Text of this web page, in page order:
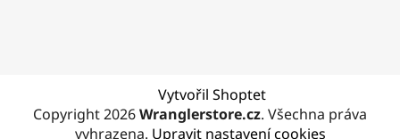
Vytvořil Shoptet
Copyright 2026Wranglerstore.cz. Všechna práva
vyhrazena. Upravit nastavení cookies